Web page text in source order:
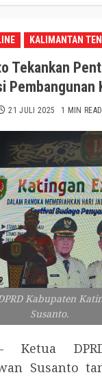
KALIMANTAN
Tekankan
Pembangunan
21 JULI 2025 1 MIN READ
Kabupaten
Susanto.
Ketua
Susanto